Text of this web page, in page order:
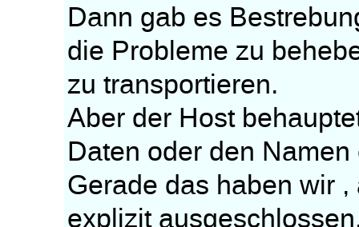
Dann gab es
die Probleme zu
zu transportieren.
Aber der Host
Daten oder den
Gerade das haben wir
explizit